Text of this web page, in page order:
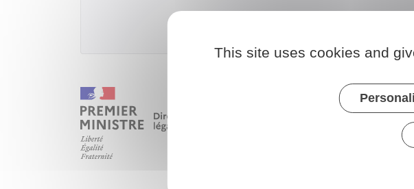
This site uses cookies and